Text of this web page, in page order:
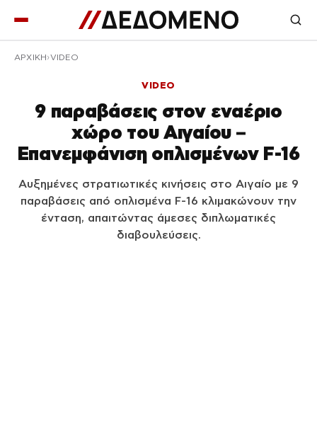
ΑΡΧΙΚΉ VIDEO
VIDEO
9 παραβάσεις στον εναέριο
χώρο του Αιγαίου –
Επανεμφάνιση οπλισμένων F-16
Αυξημένες στρατιωτικές κινήσεις στο Αιγαίο με 9
παραβάσεις από οπλισμένα F-16 κλιμακώνουν την
ένταση, απαιτώντας άμεσες διπλωματικές
διαβουλεύσεις.